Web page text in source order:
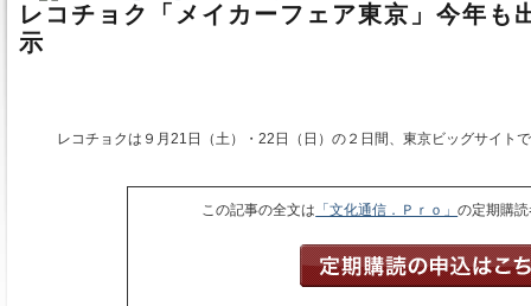
レコチョク「メイカーフェア東京」今年も
示
レコチョクは９月21日（土）・22日（日）の２日間、東京ビッグサイト
この記事の全文は 「文化通信．Ｐｒｏ」の定期購